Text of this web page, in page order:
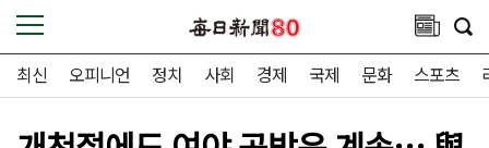
최신 오피니언 정치 사회 경제 국제 문화 스포츠